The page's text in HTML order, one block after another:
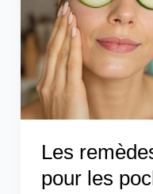
Les
pour les
mère
pour
les
poches
sous
les
yeux